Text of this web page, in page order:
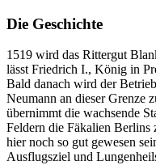
Die Geschichte
1519 wird das Rittergut
lässt Friedrich I., König in
Bald danach wird der
Neumann an dieser Grenze
übernimmt die wachsende
Feldern die Fäkalien Berlins
hier noch so gut gewesen
Ausflugsziel und